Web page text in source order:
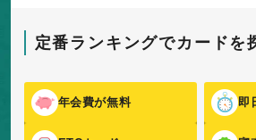
定番ランキングでカードを
年会費が無料 即